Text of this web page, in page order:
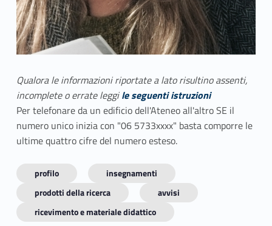
Qualora le informazioni riportate a lato risultino assenti,
incomplete o errate leggile seguenti istruzioni
Per telefonare da un edificio dell'Ateneo all'altro SE il
numero unico inizia con "06 5733xxxx" basta comporre le
ultime quattro cifre del numero esteso.
profilo
insegnamenti
prodotti della ricerca
avvisi
ricevimento e materiale didattico